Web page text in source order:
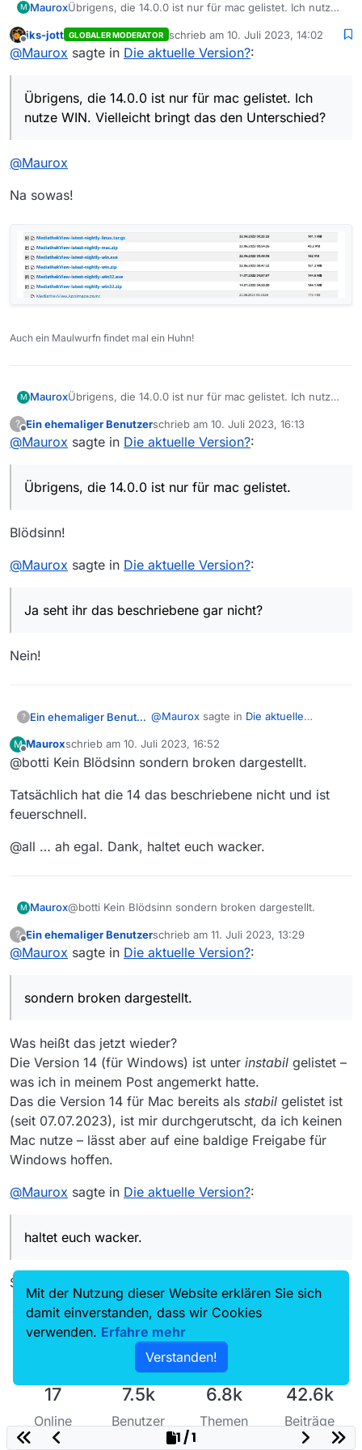
M MauroxÜbrigens, die 14.0.0 ist nur für mac gelistet. Ich nutze
Offline
iks-jott GLOBALER MODERATOR schrieb am 10. Juli 2023, 14:02
zuletzt editiert von
@Maurox sagte in Die aktuelle Version?:
Übrigens, die 14.0.0 ist nur für mac gelistet. Ich
nutze WIN. Vielleicht bringt das den Unterschied?
@Maurox
Na sowas!
Auch ein Maulwurfn findet mal ein Huhn!
M MauroxÜbrigens, die 14.0.0 ist nur für mac gelistet. Ich nutze
?
Offline
Ein ehemaliger Benutzerschrieb am 10. Juli 2023, 16:13
zuletzt editiert von
@Maurox sagte in Die aktuelle Version?:
Übrigens, die 14.0.0 ist nur für mac gelistet.
Blödsinn!
@Maurox sagte in Die aktuelle Version?:
Ja seht ihr das beschriebene gar nicht?
Nein!
? Ein ehemaliger Benutzer @Maurox sagte in Die aktuelle
Übrigens, die 14.0.0 ist nur für
Blödsinn!
M
Offline
Mauroxschrieb am 10. Juli 2023, 16:52
zuletzt editiert von
@botti Kein Blödsinn sondern broken dargestellt.
Tatsächlich hat die 14 das beschriebene nicht und ist
feuerschnell.
@all … ah egal. Dank, haltet euch wacker.
M Maurox@botti Kein Blödsinn sondern broken dargestellt.
Tatsächlich hat die 14 das beschriebene nicht und ist
feuerschnell.
?
Offline
Ein ehemaliger Benutzerschrieb am 11. Juli 2023, 13:29
zuletzt editiert von
@Maurox sagte in Die aktuelle Version?:
sondern broken dargestellt.
Was heißt das jetzt wieder?
Die Version 14 (für Windows) ist unter instabil gelistet –
was ich in meinem Post angemerkt hatte.
Das die Version 14 für Mac bereits als stabil gelistet ist
(seit 07.07.2023), ist mir durchgerutscht, da ich keinen
Mac nutze – lässt aber auf eine baldige Freigabe für
Windows hoffen.
@Maurox sagte in Die aktuelle Version?:
haltet euch wacker.
Sowieso!
17
Online
7.5k
Benutzer
6.8k
Themen
42.6k
Beiträge
1 / 1
Mit der Nutzung dieser Website erklären Sie sich
damit einverstanden, dass wir Cookies
verwenden. Erfahre mehr
Verstanden!